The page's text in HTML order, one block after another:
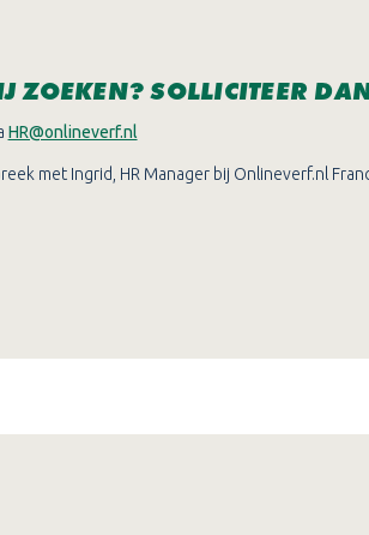
ZOEKEN? SOLLICITEER
HR@onlineverf.nl
met Ingrid, HR Manager bij Onlineverf.nl